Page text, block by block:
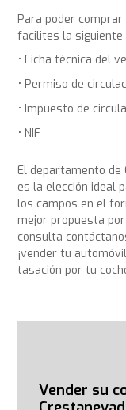
Para poder
facilites la siguiente
Ficha técnica del
Permiso de
Impuesto de
NIF
El departamento de
es la elección ideal
los campos en el
mejor propuesta
consulta
¡vender tu
tasación por tu
Vender su